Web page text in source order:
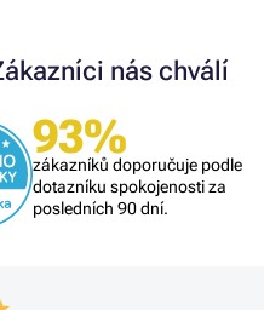
nás chválí
93%
zákazníků doporučuje podle
dotazníku spokojenosti za
posledních 90 dní.